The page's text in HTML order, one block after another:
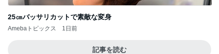
25㎝バッサリカットで素敵な変身
Amebaトピックス 1日前
記事を読む